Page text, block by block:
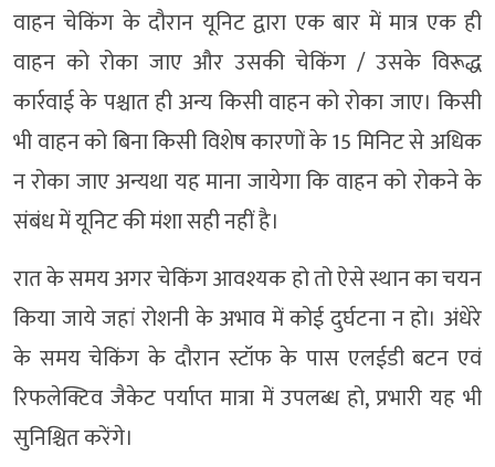
वाहन चेकिंग के दौरान यूनिट द्वारा एक बार में मात्र एक ही
वाहन को रोका जाए और उसकी चेकिंग / उसके विरूद्ध
कार्रवाई के पश्चात ही अन्य किसी वाहन को रोका जाए। किसी
भी वाहन को बिना किसी विशेष कारणों के 15 मिनिट से अधिक
न रोका जाए अन्यथा यह माना जायेगा कि वाहन को रोकने के
संबंध में यूनिट की मंशा सही नहीं है।
रात के समय अगर चेकिंग आवश्यक हो तो ऐसे स्थान का चयन
किया जाये जहां रोशनी के अभाव में कोई दुर्घटना न हो। अंधेरे
के समय चेकिंग के दौरान स्टॉफ के पास एलईडी बटन एवं
रिफलेक्टिव जैकेट पर्याप्त मात्रा में उपलब्ध हो, प्रभारी यह भी
सुनिश्चित करेंगे।